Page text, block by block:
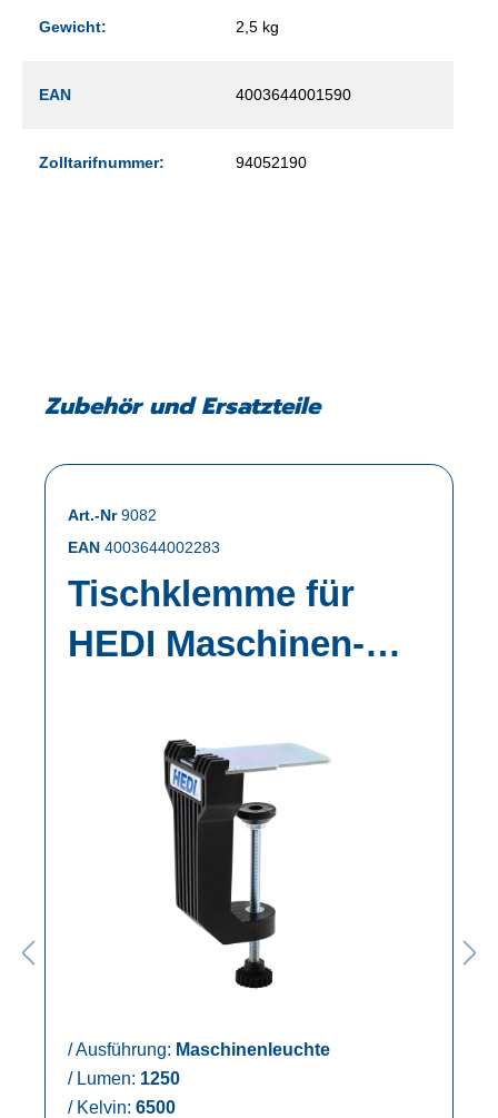
Gewicht: 2,5 kg
EAN 4003644001590
Zolltarifnummer: 94052190
Zubehör und Ersatzteile
Art.-Nr9082
EAN 4003644002283
Tischklemme für
HEDI Maschinen-
Werkbankleuchten
/Ausführung: Maschinenleuchte
/Lumen: 1250
/Kelvin: 6500